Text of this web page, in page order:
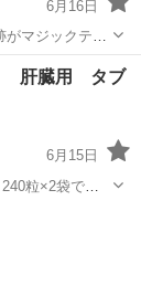
6月16日
がマジックテー
写真のカバー
してもらえれ
肝臓用 タブ
6月15日
粒×2袋で